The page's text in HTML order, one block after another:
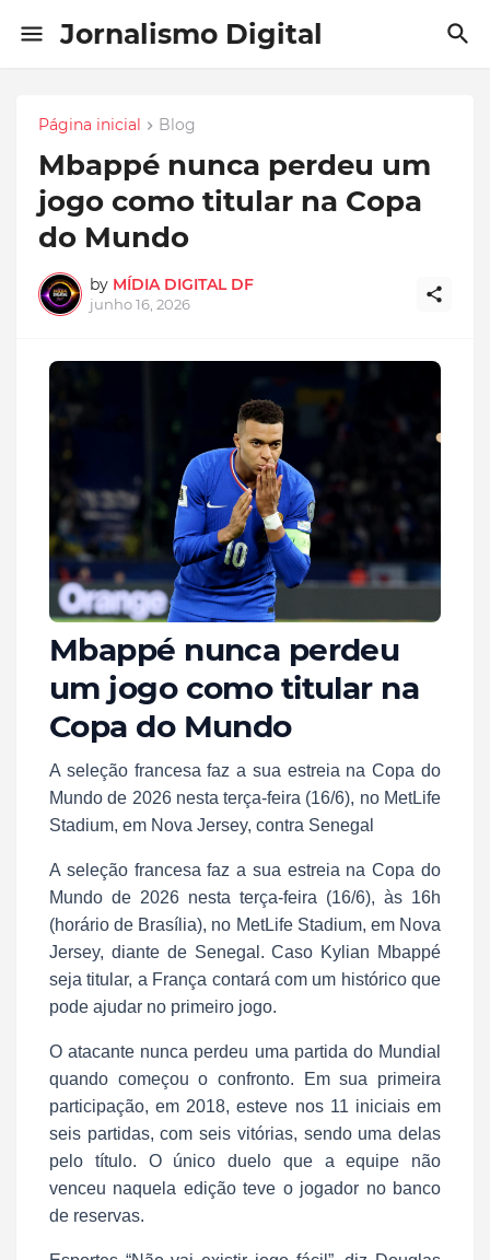
Jornalismo Digital
Página inicial Blog
Mbappé nunca perdeu um
jogo como titular na Copa
do Mundo
by MÍDIA DIGITAL DF
junho 16, 2026
Mbappé nunca perdeu
um jogo como titular na
Copa do Mundo
A seleção francesa faz a sua estreia na Copa do
Mundo de 2026 nesta terça-feira (16/6), no MetLife
Stadium, em Nova Jersey, contra Senegal
A seleção francesa faz a sua estreia na Copa do
Mundo de 2026 nesta terça-feira (16/6), às 16h
(horário de Brasília), no MetLife Stadium, em Nova
Jersey, diante de Senegal. Caso Kylian Mbappé
seja titular, a França contará com um histórico que
pode ajudar no primeiro jogo.
O atacante nunca perdeu uma partida do Mundial
quando começou o confronto. Em sua primeira
participação, em 2018, esteve nos 11 iniciais em
seis partidas, com seis vitórias, sendo uma delas
pelo título. O único duelo que a equipe não
venceu naquela edição teve o jogador no banco
de reservas.